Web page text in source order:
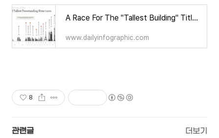
A Race For The "Tallest Building" Title | Daily InfographicDaily Infographic
www.dailyinfographic.com
8
관련글 더보기